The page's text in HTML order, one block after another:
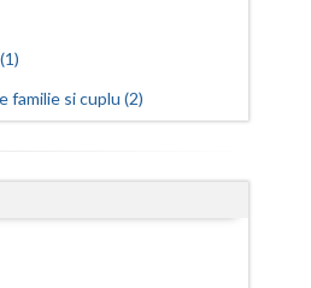
familie si cuplu (2)